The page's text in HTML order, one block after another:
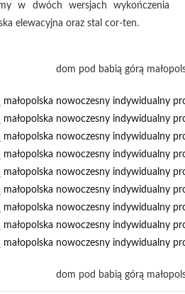
w dwóch wersjach wykończenia
elewacyjna oraz stal cor-ten.